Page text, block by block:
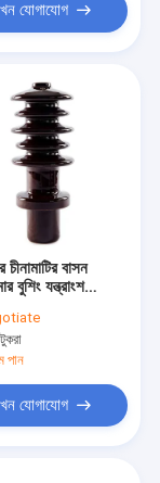
যোগাযোগ
বাসন
বুশিং যন্ত্রাংশ
পান
যোগাযোগ